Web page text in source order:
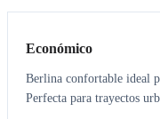
Económico
Berlina confortable ideal
Perfecta para trayectos